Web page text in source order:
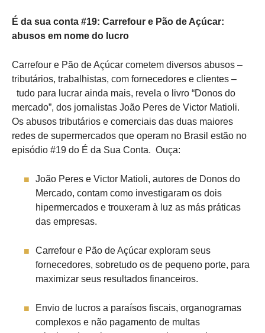
É da sua conta #19: Carrefour e Pão de Açúcar:
abusos em nome do lucro
Carrefour e Pão de Açúcar cometem diversos abusos –
tributários, trabalhistas, com fornecedores e clientes –
tudo para lucrar ainda mais, revela o livro “Donos do
mercado”, dos jornalistas João Peres de Victor Matioli.
Os abusos tributários e comerciais das duas maiores
redes de supermercados que operam no Brasil estão no
episódio #19 do É da Sua Conta. Ouça:
João Peres e Victor Matioli, autores de Donos do
Mercado, contam como investigaram os dois
hipermercados e trouxeram à luz as más práticas
das empresas.
Carrefour e Pão de Açúcar exploram seus
fornecedores, sobretudo os de pequeno porte, para
maximizar seus resultados financeiros.
Envio de lucros a paraísos fiscais, organogramas
complexos e não pagamento de multas